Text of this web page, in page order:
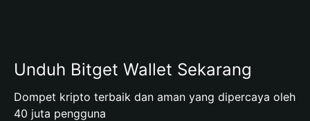
Unduh Bitget Wallet Sekarang
Dompet kripto terbaik dan aman yang dipercaya oleh
40 juta pengguna